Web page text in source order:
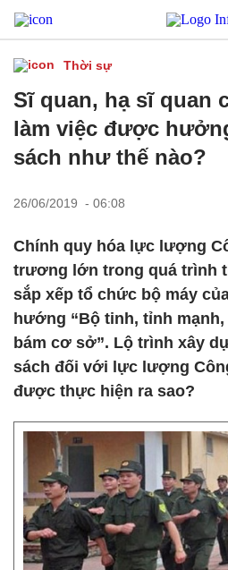
Thời sự
Sĩ quan, hạ sĩ quan
làm việc được
sách như thế nào?
26/06/2019 - 06:08
Chính quy hóa lực lượng
trương lớn trong quá trình
sắp xếp tổ chức bộ máy
hướng “Bộ tinh, tỉnh
bám cơ sở”. Lộ trình xây
sách đối với lực lượng
được thực hiện ra sao?